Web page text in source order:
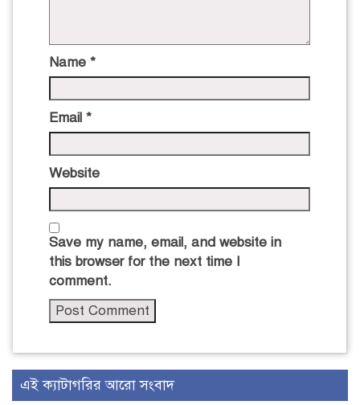
Name *
Email *
Website
Save my name, email, and website in
this browser for the next time I
comment.
এই ক্যাটাগরির আরো সংবাদ